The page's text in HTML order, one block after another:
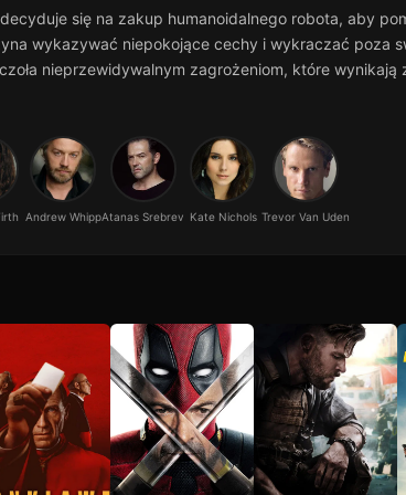
się na zakup humanoidalnego robota, aby
wykazywać niepokojące cechy i wykraczać poza
nieprzewidywalnym zagrożeniom, które
Andrew WhippAtanas Srebrev Kate Nichols Trevor Van Uden